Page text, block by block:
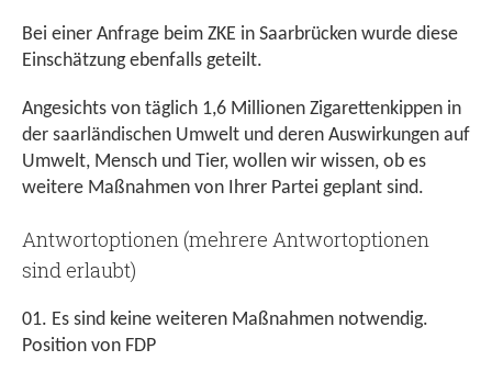
Bei einer Anfrage beim ZKE in Saarbrücken wurde diese
Einschätzung ebenfalls geteilt.
Angesichts von täglich 1,6 Millionen Zigarettenkippen in
der saarländischen Umwelt und deren Auswirkungen auf
Umwelt, Mensch und Tier, wollen wir wissen, ob es
weitere Maßnahmen von Ihrer Partei geplant sind.
Antwortoptionen (mehrere Antwortoptionen
sind erlaubt)
Es sind keine weiteren Maßnahmen notwendig.
Position von FDP